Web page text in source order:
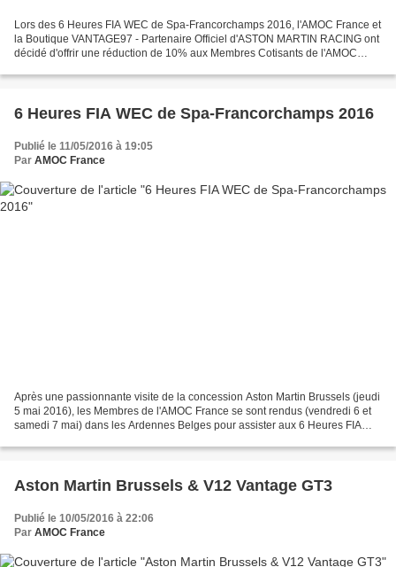
Lors des 6 Heures FIA WEC de Spa-Francorchamps 2016, l'AMOC France et
la Boutique VANTAGE97 - Partenaire Officiel d'ASTON MARTIN RACING ont
décidé d'offrir une réduction de 10% aux Membres Cotisants de l'AMOC
6 Heures FIA WEC de Spa-Francorchamps 2016
Publié le 11/05/2016 à 19:05
Par AMOC France
Après une passionnante visite de la concession Aston Martin Brussels (jeudi
5 mai 2016), les Membres de l'AMOC France se sont rendus (vendredi 6 et
samedi 7 mai) dans les Ardennes Belges pour assister aux 6 Heures FIA
Aston Martin Brussels & V12 Vantage GT3
Publié le 10/05/2016 à 22:06
Par AMOC France